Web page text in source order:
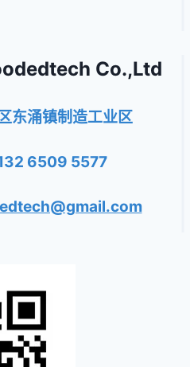
Co.,Ltd
东涌镇制造工业区
6509 5577